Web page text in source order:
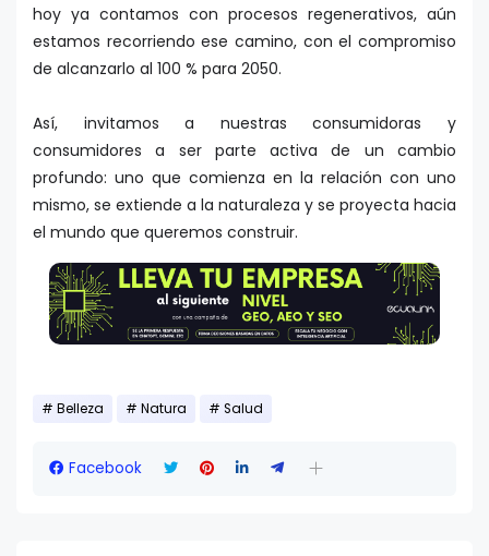
hoy ya contamos con procesos regenerativos, aún
estamos recorriendo ese camino, con el compromiso
de alcanzarlo al 100 % para 2050.
Así, invitamos a nuestras consumidoras y
consumidores a ser parte activa de un cambio
profundo: uno que comienza en la relación con uno
mismo, se extiende a la naturaleza y se proyecta hacia
el mundo que queremos construir.
Belleza Natura Salud
Facebook